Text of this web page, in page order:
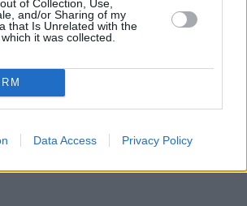
of Collection, Use,
and/or Sharing of my
that Is Unrelated with the
it was collected.
Data Access Privacy Policy
Schokoladekuchen
ohne Mehl